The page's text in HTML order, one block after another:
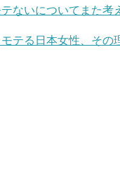
ないについてまた考
テる日本女性、その